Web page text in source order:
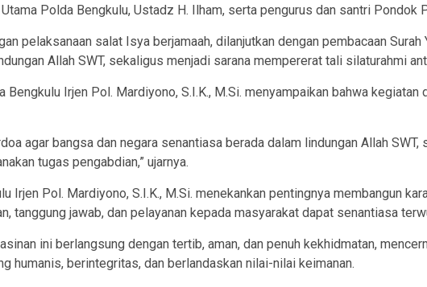
Utama Polda Bengkulu, Ustadz H. Ilham, serta pengurus dan santri Pondok
pelaksanaan salat Isya berjamaah, dilanjutkan dengan pembacaan
Allah SWT, sekaligus menjadi sarana mempererat tali silaturahmi
Bengkulu Irjen Pol. Mardiyono, S.I.K., M.Si. menyampaikan bahwa
agar bangsa dan negara senantiasa berada dalam lindungan Allah
tugas pengabdian,” ujarnya.
Irjen Pol. Mardiyono, S.I.K., M.Si. menekankan pentingnya membangun
tanggung jawab, dan pelayanan kepada masyarakat dapat senantiasa
ini berlangsung dengan tertib, aman, dan penuh kekhidmatan,
humanis, berintegritas, dan berlandaskan nilai-nilai keimanan.